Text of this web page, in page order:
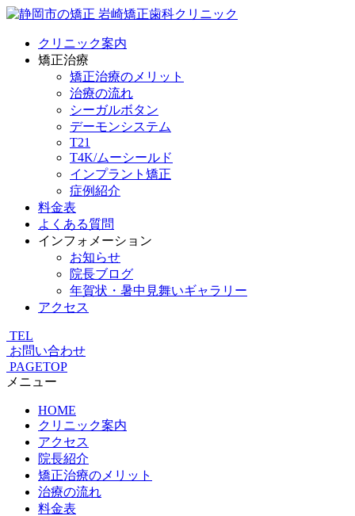
クリニック案内
矯正治療
矯正治療のメリット
治療の流れ
シーガルボタン
デーモンシステム
T21
T4K/ムーシールド
インプラント矯正
症例紹介
料金表
よくある質問
インフォメーション
お知らせ
院長ブログ
年賀状・暑中見舞いギャラリー
アクセス
TEL
お問い合わせ
PAGETOP
メニュー
HOME
クリニック案内
アクセス
院長紹介
矯正治療のメリット
治療の流れ
料金表